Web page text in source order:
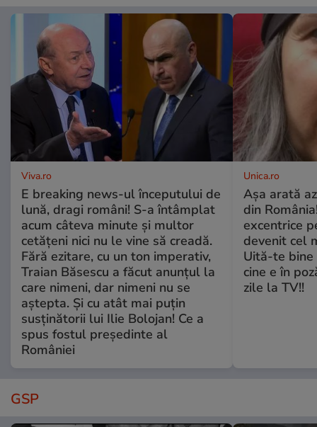
Viva.ro
E breaking news-ul începutului de
lună, dragi români! S-a întâmplat
acum câteva minute și multor
cetățeni nici nu le vine să creadă.
Fără ezitare, cu un ton imperativ,
Traian Băsescu a făcut anunțul la
care nimeni, dar nimeni nu se
aștepta. Și cu atât mai puțin
susținătorii lui Ilie Bolojan! Ce a
spus fostul președinte al
României
Unica.ro
Așa arată
din
excentrice
devenit cel
Uită-te bine
cine e în
zile la TV!!
GSP